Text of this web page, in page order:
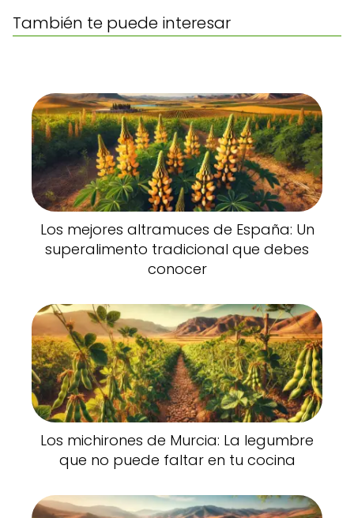
También te puede interesar
Los mejores altramuces de España: Un
superalimento tradicional que debes
conocer
Los michirones de Murcia: La legumbre
que no puede faltar en tu cocina